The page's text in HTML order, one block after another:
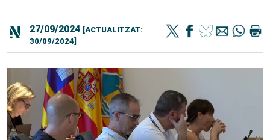
27/09/2024 [ACTUALITZAT:
30/09/2024]